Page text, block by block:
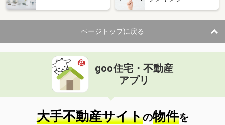
ページトップに戻る
goo住宅・不動産
アプリ
大手不動産サイトの物件を